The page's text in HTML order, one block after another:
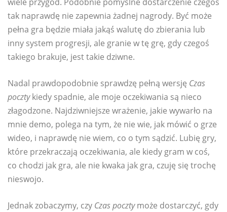
tak naprawdę nie zapewnia żadnej nagrody. Być może
pełna gra będzie miała jakąś walutę do zbierania lub
inny system progresji, ale granie w tę grę, gdy czegoś
takiego brakuje, jest takie dziwne.
Nadal prawdopodobnie sprawdzę pełną wersję Czas
pocztykiedy spadnie, ale moje oczekiwania są nieco
złagodzone. Najdziwniejsze wrażenie, jakie wywarło na
mnie demo, polega na tym, że nie wie, jak mówić o grze
wideo, i naprawdę nie wiem, co o tym sądzić. Lubię gry,
które przekraczają oczekiwania, ale kiedy gram w coś,
co chodzi jak gra, ale nie kwaka jak gra, czuję się trochę
nieswojo.
Jednak zobaczymy, czy Czas pocztymoże dostarczyć, gdy